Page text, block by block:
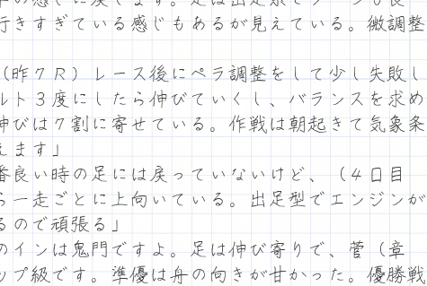
きすぎている感じもあるが見えている。微調整
７Ｒ）レース後にペラ調整をして少し失敗し
ト３度にしたら伸びていくし、バランスを求め
びは７割に寄せている。作戦は朝起きて気象条
す」
い時の足には戻っていないけど、（４日目
一走ごとに上向いている。出足型でエンジンが
ので頑張る」
ンは鬼門ですよ。足は伸び寄りで、菅（章
プ級です。準優は舟の向きが甘かった。優勝戦